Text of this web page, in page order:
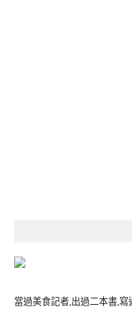
當過美食記者,出過二本書,